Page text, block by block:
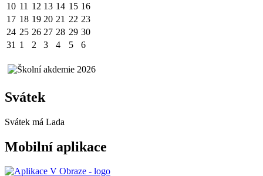
10 11 12 13 14 15 16
17 18 19 20 21 22 23
24 25 26 27 28 29 30
31 1 2 3 4 5 6
Svátek
Svátek má Lada
Mobilní aplikace